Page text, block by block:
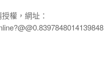
權，網址：